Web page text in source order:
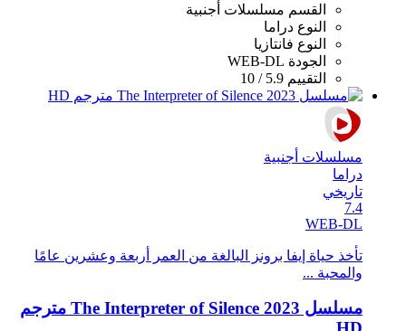
القسم مسلسلات أجنبية
النوع دراما
النوع فانتازيا
الجودة WEB-DL
التقييم 5.9 / 10
مسلسلات أجنبية
دراما
تاريخي
7.4
WEB-DL
تأخذ حياة إيفا برونز البالغة من العمر أربعة وعشرين عامًا
والمحبة ...
مسلسل The Interpreter of Silence 2023 مترجم